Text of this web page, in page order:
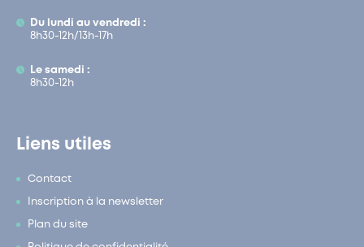
Du lundi au vendredi :
8h30-12h/13h-17h
Le samedi :
8h30-12h
Liens utiles
Contact
Inscription à la newsletter
Plan du site